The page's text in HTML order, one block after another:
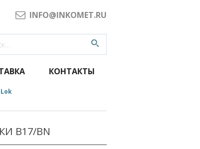
INFO@INKOMET.RU
КОНТАКТЫ
B17/BN